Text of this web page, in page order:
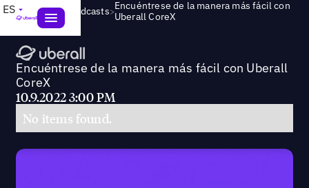
ES Webinars & Podcasts>Encuéntrese de la manera más fácil con
Uberall CoreX
Encuéntrese de la manera más fácil con Uberall
CoreX
10.9.2022 3:00 PM
No items found.